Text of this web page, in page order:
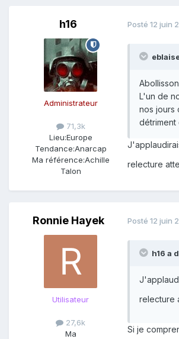
h16
Administrateur
71,3k
Lieu:Europe
Tendance:Anarcap
Ma référence:Achille
Talon
Posté 12 juin
L'un de
nos jours
détriment
relecture
Ronnie Hayek
Utilisateur
27,6k
Ma
Posté 12 juin
h16 a
relecture
Si je